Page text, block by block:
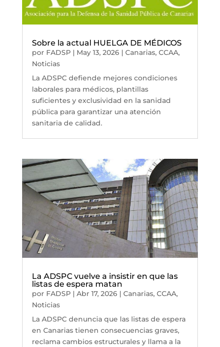
Sobre la actual HUELGA DE MÉDICOS
por FADSP| May 13, 2026| Canarias, CCAA,
Noticias
La ADSPC defiende mejores condiciones
laborales para médicos, plantillas
suficientes y exclusividad en la sanidad
pública para garantizar una atención
sanitaria de calidad.
La ADSPC vuelve a insistir en que las
listas de espera matan
por FADSP| Abr 17, 2026| Canarias, CCAA,
Noticias
La ADSPC denuncia que las listas de espera
en Canarias tienen consecuencias graves,
reclama cambios estructurales y llama a la